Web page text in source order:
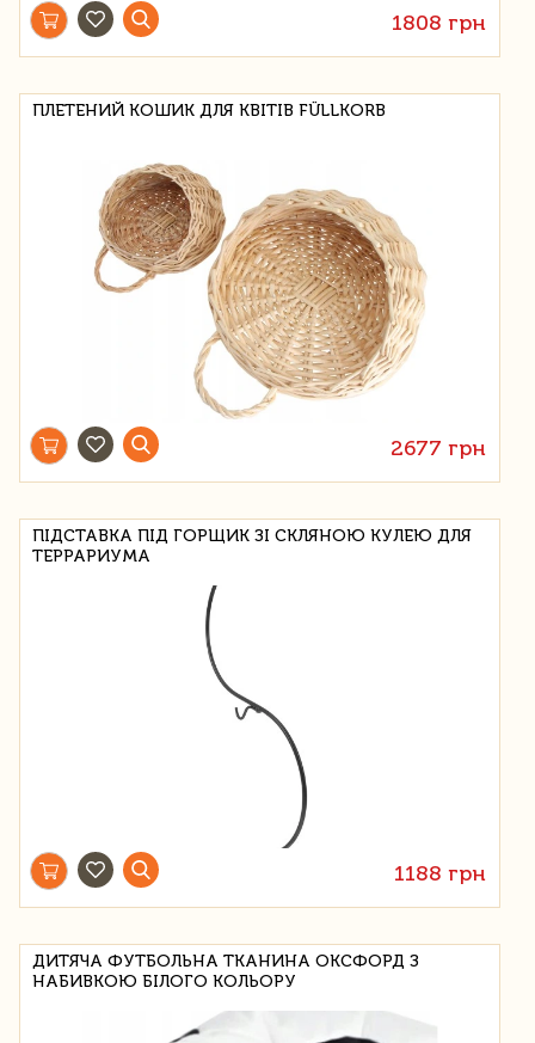
1808 грн
ПЛЕТЕНИЙ КОШИК ДЛЯ КВІТІВ FÜLLKORB
2677 грн
ПІДСТАВКА ПІД ГОРЩИК ЗІ СКЛЯНОЮ КУЛЕЮ ДЛЯ
ТЕРРАРИУМА
1188 грн
ДИТЯЧА ФУТБОЛЬНА ТКАНИНА ОКСФОРД З
НАБИВКОЮ БІЛОГО КОЛЬОРУ